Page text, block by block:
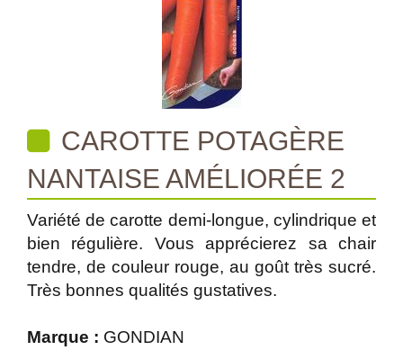
CAROTTE POTAGÈRE
NANTAISE AMÉLIORÉE 2
Variété de carotte demi-longue, cylindrique et
bien régulière. Vous apprécierez sa chair
tendre, de couleur rouge, au goût très sucré.
Très bonnes qualités gustatives.
Marque : GONDIAN